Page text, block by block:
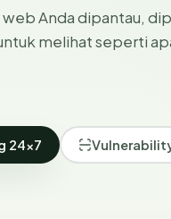
Anda dipantau,
melihat seperti
24×7